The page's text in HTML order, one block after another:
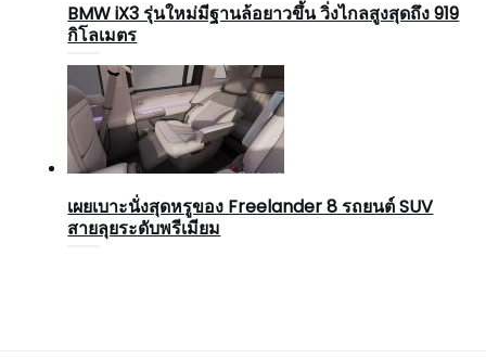
BMW iX3 รุ่นใหม่มีฐานล้อยาวขึ้น วิ่งไกลสูงสุดถึง 919
กิโลเมตร
เผยเบาะนั่งสุดหรูของ Freelander 8 รถยนต์ SUV
สายลุยระดับพรีเมียม